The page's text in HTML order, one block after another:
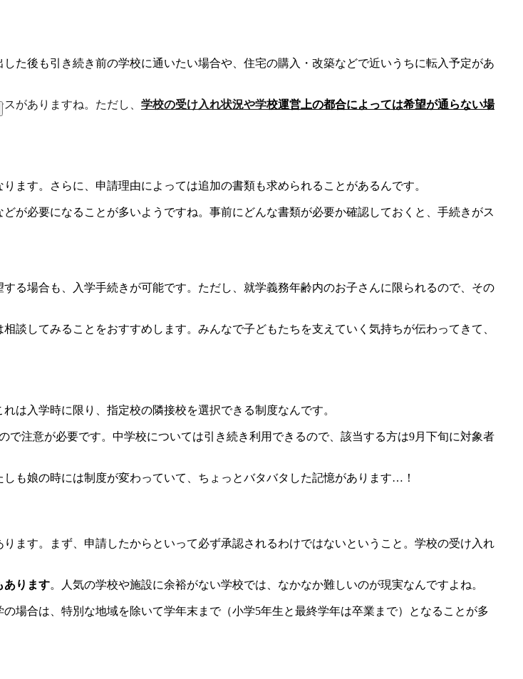
た後も引き続き前の学校に通いたい場合や、住宅の購入・改築などで近いうちに転入予定があ
がありますね。ただし、 学校の受け入れ状況や学校運営上の都合によっては希望が通らない場
ます。さらに、申請理由によっては追加の書類も求められることがあるんです。
が必要になることが多いようですね。事前にどんな書類が必要か確認しておくと、手続きがス
る場合も、入学手続きが可能です。ただし、就学義務年齢内のお子さんに限られるので、その
談してみることをおすすめします。みんなで子どもたちを支えていく気持ちが伝わってきて、
は入学時に限り、指定校の隣接校を選択できる制度なんです。
注意が必要です。中学校については引き続き利用できるので、該当する方は9月下旬に対象者
も娘の時には制度が変わっていて、ちょっとバタバタした記憶があります…！
ます。まず、申請したからといって必ず承認されるわけではないということ。学校の受け入れ
あります。人気の学校や施設に余裕がない学校では、なかなか難しいのが現実なんですよね。
場合は、特別な地域を除いて学年末まで（小学5年生と最終学年は卒業まで）となることが多